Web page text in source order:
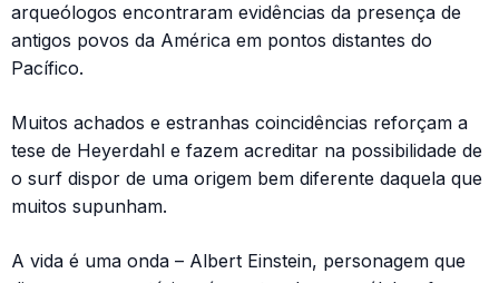
arqueólogos encontraram evidências da presença de
antigos povos da América em pontos distantes do
Pacífico.
Muitos achados e estranhas coincidências reforçam a
tese de Heyerdahl e fazem acreditar na possibilidade de
o surf dispor de uma origem bem diferente daquela que
muitos supunham.
A vida é uma onda – Albert Einstein, personagem que